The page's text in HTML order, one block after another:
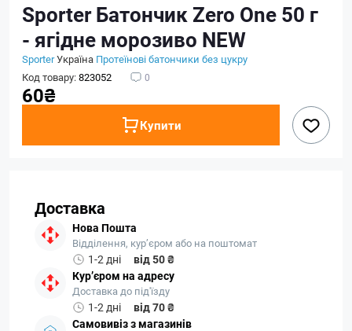
Sporter Батончик Zero One 50 г
- ягідне морозиво NEW
SporterУкраїна Протеїнові батончики без цукру
Код товару:823052 0
60₴
Купити
Доставка
Нова Пошта
Відділення, кур’єром або на поштомат
1-2 дні
від 50 ₴
Кур’єром на адресу
Доставка до під'їзду
1-2 дні
від 70 ₴
Самовивіз з магазинів